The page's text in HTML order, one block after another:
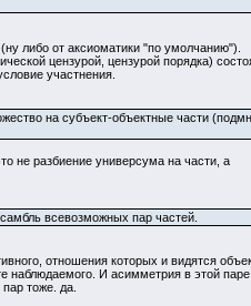
либо от аксиоматики "по умолчанию").
цензурой, цензурой порядка)
участнения.
на субъект-объектные части
не разбиение универсума на части, а
всевозможных пар частей.
отношения которых и видятся
наблюдаемого. И асимметрия в этой паре
тоже. да.